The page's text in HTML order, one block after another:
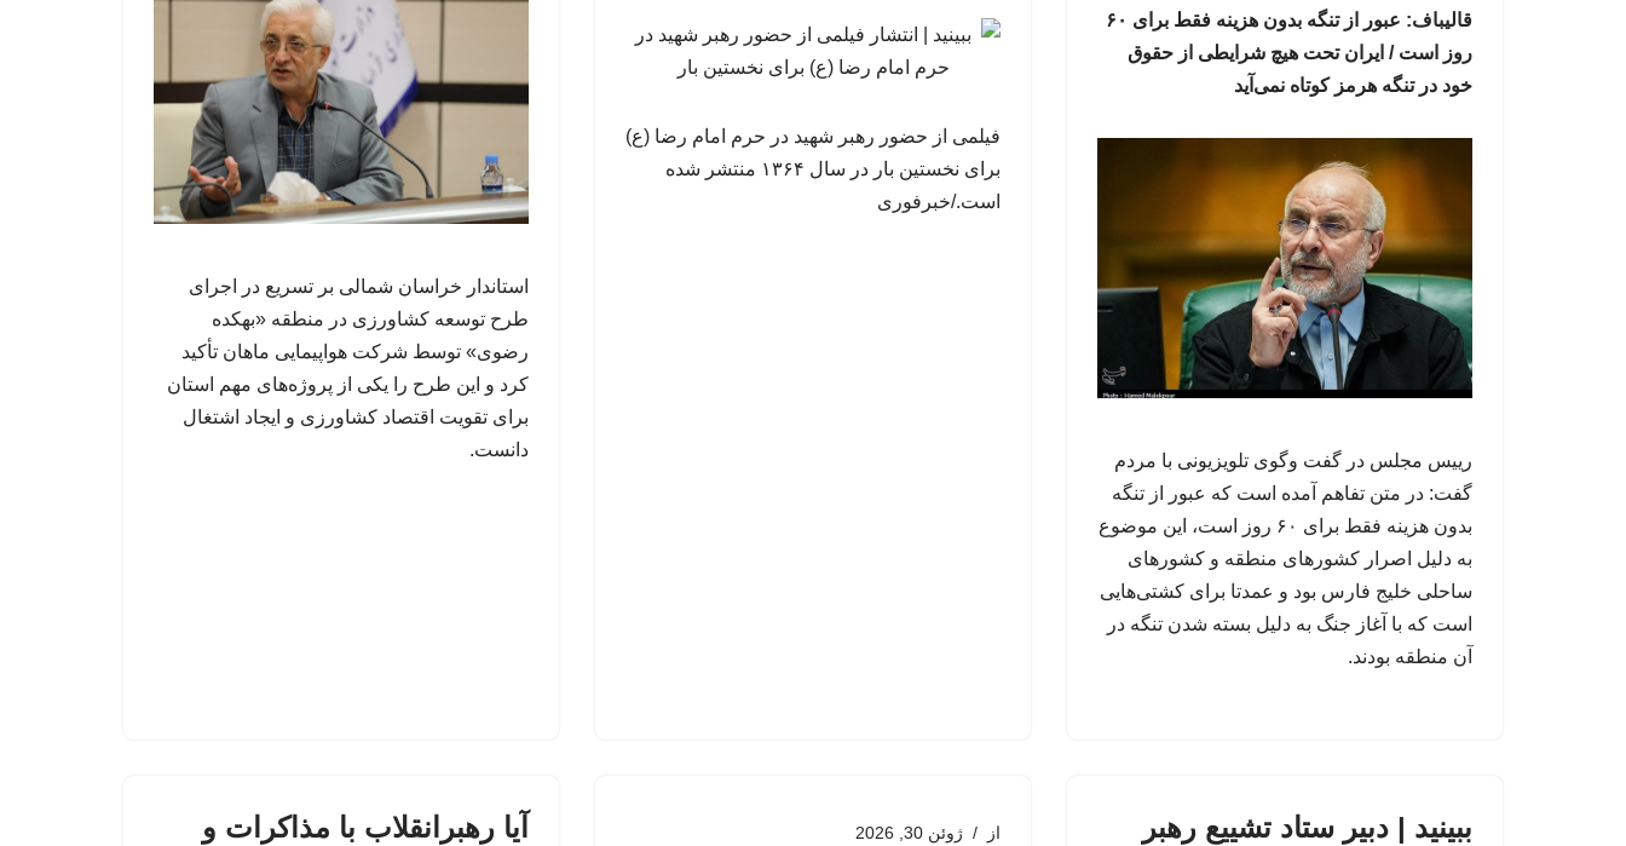
قالیباف: عبور از تنگه بدون هزینه فقط برای ۶۰
روز است / ایران تحت هیچ شرایطی از حقوق
خود در تنگه هرمز کوتاه نمی‌آید
‏رییس مجلس در گفت وگوی تلویزیونی با مردم
گفت:‏ در متن تفاهم آمده است که عبور از تنگه
بدون هزینه فقط برای ۶۰ روز است، این موضوع
به دلیل اصرار کشورهای منطقه و کشورهای
ساحلی خلیج فارس بود و عمدتا برای کشتی‌هایی
است که با آغاز جنگ به دلیل بسته شدن تنگه در
آن منطقه بودند.
فیلمی از حضور رهبر شهید در حرم امام رضا (ع)
برای نخستین بار در سال ۱۳۶۴ منتشر شده
است./خبرفوری
استاندار خراسان شمالی بر تسریع در اجرای
طرح توسعه کشاورزی در منطقه «بهکده
رضوی» توسط شرکت هواپیمایی ماهان تأکید
کرد و این طرح را یکی از پروژه‌های مهم استان
برای تقویت اقتصاد کشاورزی و ایجاد اشتغال
دانست.
ببینید | دبیر ستاد تشییع رهبر
از ژوئن 30, 2026
آیا رهبرانقلاب با مذاکرات و